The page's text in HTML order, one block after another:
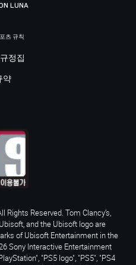
LUNA
츠 규칙
정집
약
Reserved. Tom Clancy’s,
and the Ubisoft logo are
of Ubisoft Entertainment in the
Sony Interactive Entertainment
"PS5 logo", "PS5", "PS4